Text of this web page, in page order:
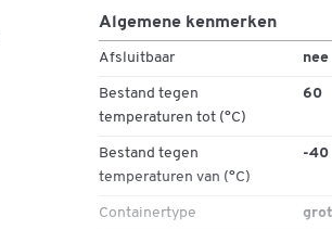
afm. inw.*: l 930 x b 590 x h
gewicht ca.: 10,5 kg
afz. draagvermogen: 300 kg
draagvermogen gestapeld:
Algemene kenmerken
Afsluitbaar nee
Bestand tegen
temperaturen tot (°C)
60
Bestand tegen
temperaturen van (°C)
-40
Containertype